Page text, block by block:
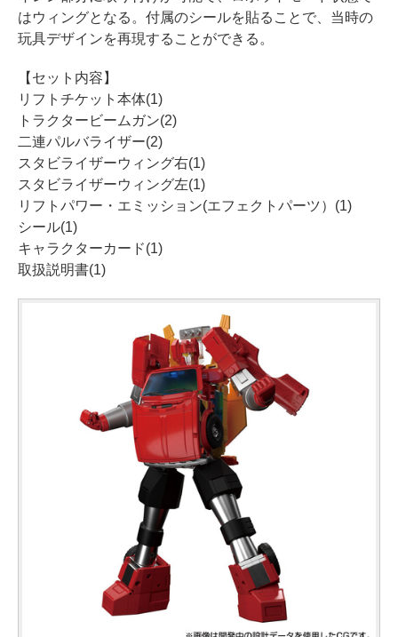
はウィングとなる。付属のシールを貼ることで、当時の
玩具デザインを再現することができる。
【セット内容】
リフトチケット本体(1)
トラクタービームガン(2)
二連パルバライザー(2)
スタビライザーウィング右(1)
スタビライザーウィング左(1)
リフトパワー・エミッション(エフェクトパーツ）(1)
シール(1)
キャラクターカード(1)
取扱説明書(1)